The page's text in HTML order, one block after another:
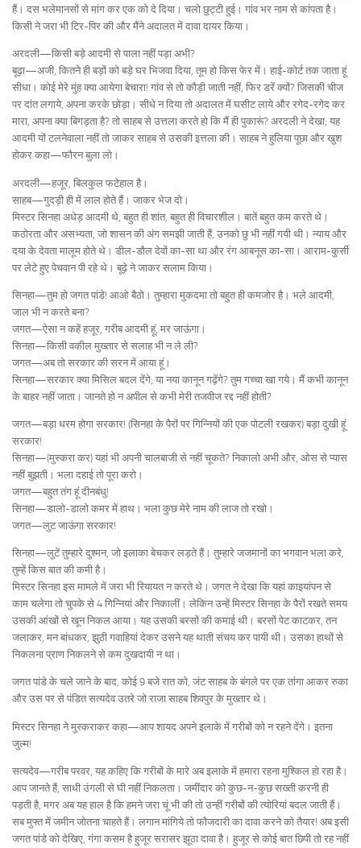
हैं। दस भलेमानसों से मांग कर एक को दे दिया। चलो छुट्टी हुई। गांव भर नाम से कांपता है।
किसी ने जरा भी टिर-पिर की और मैंने अदालत में दावा दायर किया।
अरदली—किसी बड़े आदमी से पाला नहीं पड़ा अभी?
बूढ़ा—अजी, कितने ही बड़ों को बड़े घर भिजवा दिया, तूम हो किस फेर में। हाई-कोर्ट तक जाता हूं
सीधा। कोई मेरे मुंह क्या आयेगा बेचारा! गांव से तो कौड़ी जाती नहीं, फिर डरें क्यों? जिसकी चीज
पर दांत लगाये, अपना करके छोड़ा। सीधे न दिया तो अदालत में घसीट लाये और रगेद-रगेद कर
मारा, अपना क्या बिगड़ता है? तो साहब से उत्तला करते हो कि मैं ही पुकारूं? अरदली ने देखा; यह
आदमी यों टलनेवाला नहीं तो जाकर साहब से उसकी इत्तला की। साहब ने हुलिया पूछा और खुश
होकर कहा—फौरन बुला लो।
अरदली—हजूर, बिलकुल फटेहाल है।
साहब—गुदड़ी ही में लाल होते हैं। जाकर भेज दो।
मिस्टर सिनहा अधेड़ आदमी थे, बहुत ही शांत, बहुत ही विचारशील। बातें बहुत कम करते थे।
कठोरता और असभ्यता, जो शासन की अंग समझी जाती हैं, उनको छु भी नहीं गयी थी। न्याय और
दया के देवता मालूम होते थे। डील-डौल देवों का-सा था और रंग आबनूस का-सा। आराम-कुर्सी
पर लेटे हुए पेचवान पी रहे थे। बूढ़े ने जाकर सलाम किया।
सिनहा—तुम हो जगत पांडे! आओ बैठो। तुम्हारा मुकदमा तो बहुत ही कमजोर है। भले आदमी,
जाल भी न करते बना?
जगत—ऐसा न कहें हजूर, गरीब आदमी हूं, मर जाऊंगा।
सिनहा—किसी वकील मुख्तार से सलाह भी न ले ली?
जगत—अब तो सरकार की सरन में आया हूं।
सिनहा—सरकार क्या मिसिल बदल देंगे; या नया कानून गढ़ेंगे? तुम गच्चा खा गये। मैं कभी कानून
के बाहर नहीं जाता। जानते हो न अपील से कभी मेरी तजवीज रद्द नहीं होती?
जगत—बड़ा धरम होगा सरकार! (सिनहा के पैरों पर गिन्नियों की एक पोटली रखकर) बड़ा दुखी हूं
सरकार!
सिनहा—(मुस्करा कर) यहां भी अपनी चालबाजी से नहीं चूकते? निकालो अभी और, ओस से प्यास
नहीं बुझती। भला दहाई तो पूरा करो।
जगत—बहुत तंग हूं दीनबंधु!
सिनहा—डालो-डालो कमर में हाथ। भला कुछ मेरे नाम की लाज तो रखो।
जगत—लुट जाऊंगा सरकार!
सिनहा—लुटें तुम्हारे दुश्मन, जो इलाका बेचकर लड़ते हैं। तुम्हारे जजमानों का भगवान भला करे,
तुम्हें किस बात की कमी है।
मिस्टर सिनहा इस मामले में जरा भी रियायत न करते थे। जगत ने देखा कि यहां काइयांपन से
काम चलेगा तो चुपके से 4 गिन्नियां और निकालीं। लेकिन उन्हें मिस्टर सिनहा के पैरों रखते समय
उसकी आंखों से खून निकल आया। यह उसकी बरसों की कमाई थी। बरसों पेट काटकर, तन
जलाकर, मन बांधकर, झुठी गवाहियां देकर उसने यह थाती संचय कर पायी थी। उसका हाथों से
निकलना प्राण निकलने से कम दुखदायी न था।
जगत पांडे के चले जाने के बाद, कोई 9 बजे रात को, जंट साहब के बंगले पर एक तांगा आकर रुका
और उस पर से पंडित सत्यदेव उतरे जो राजा साहब शिवपुर के मुख्तार थे।
मिस्टर सिनहा ने मुस्कराकर कहा—आप शायद अपने इलाके में गरीबों को न रहने देंगे। इतना
जुल्म!
सत्यदेव—गरीब परवर, यह कहिए कि गरीबों के मारे अब इलाके में हमारा रहना मुश्किल हो रहा है।
आप जानते हैं, साधी उंगली से घी नहीं निकलता। जमींदार को कुछ-न-कुछ सख्ती करनी ही
पड़ती है, मगर अब यह हाल है कि हमने जरा चूं भी की तो उन्हीं गरीबों की त्योरियां बदल जाती हैं।
सब मुफ्त में जमीन जोतना चाहते हैं। लगान मांगिये तो फौजदारी का दावा करने को तैयार! अब इसी
जगत पांडे को देखिए, गंगा कसम है हुजूर सरासर झूठा दावा है। हुजूर से कोई बात छिपी तो रह नहीं